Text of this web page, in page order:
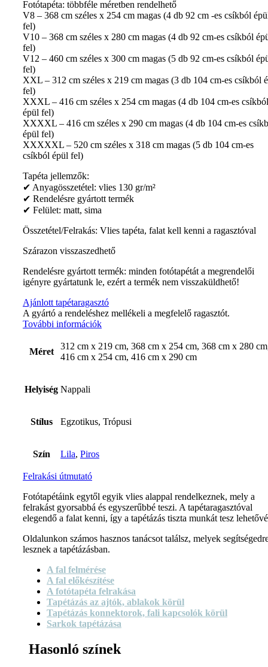
Fotótapéta: többféle méretben rendelhető
V8 – 368 cm széles x 254 cm magas (4 db 92 cm -es csíkból
fel)
V10 – 368 cm széles x 280 cm magas (4 db 92 cm-es csíkból
fel)
V12 – 460 cm széles x 300 cm magas (5 db 92 cm-es csíkból
fel)
XXL – 312 cm széles x 219 cm magas (3 db 104 cm-es csíkból
fel)
XXXL – 416 cm széles x 254 cm magas (4 db 104 cm-es csíkból
épül fel)
XXXXL – 416 cm széles x 290 cm magas (4 db 104 cm-es
épül fel)
XXXXXL – 520 cm széles x 318 cm magas (5 db 104 cm-es
csíkból épül fel)
Tapéta jellemzők:
✔ Anyagösszetétel: vlies 130 gr/m²
✔ Rendelésre gyártott termék
✔ Felület: matt, sima
Összetétel/Felrakás: Vlies tapéta, falat kell kenni a ragasztóval
Szárazon visszaszedhető
Rendelésre gyártott termék: minden fotótapétát a megrendelői
igényre gyártatunk le, ezért a termék nem visszaküldhető!
Ajánlott tapétaragasztó
A gyártó a rendeléshez mellékeli a megfelelő ragasztót.
További információk
Méret
312 cm x 219 cm, 368 cm x 254 cm, 368 cm x 280
416 cm x 254 cm, 416 cm x 290 cm
Helyiség Nappali
Stílus Egzotikus, Trópusi
Szín Lila, Piros
Felrakási útmutató
Fotótapétáink egytől egyik vlies alappal rendelkeznek, mely a
felrakást gyorsabbá és egyszerűbbé teszi. A tapétaragasztóval
elegendő a falat kenni, így a tapétázás tiszta munkát tesz
Oldalunkon számos hasznos tanácsot találsz, melyek
lesznek a tapétázásban.
A fal felmérése
A fal előkészítése
A fotótapéta felrakása
Tapétázás az ajtók, ablakok körül
Tapétázás konnektorok, fali kapcsolók körül
Sarkok tapétázása
Hasonló színek